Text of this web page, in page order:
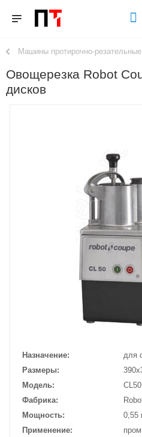
Машины протирочно-резательные
Овощерезка Robot
дисков
Назначение
для
Размеры
Модель
Фабрика
Мощность
0,55
Применение